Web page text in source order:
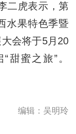
二虎表示，第
水果特色季暨
会将于5月20
甜蜜之旅”。
编辑：吴明玲